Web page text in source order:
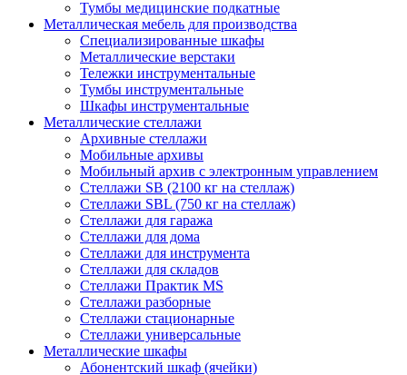
Тумбы медицинские подкатные
Металлическая мебель для производства
Cпециализированные шкафы
Металлические верстаки
Тележки инструментальные
Тумбы инструментальные
Шкафы инструментальные
Металлические стеллажи
Архивные стеллажи
Мобильные архивы
Мобильный архив с электронным управлением
Стеллажи SB (2100 кг на стеллаж)
Стеллажи SBL (750 кг на стеллаж)
Стеллажи для гаража
Стеллажи для дома
Стеллажи для инструмента
Стеллажи для складов
Стеллажи Практик MS
Стеллажи разборные
Стеллажи стационарные
Стеллажи универсальные
Металлические шкафы
Абонентский шкаф (ячейки)